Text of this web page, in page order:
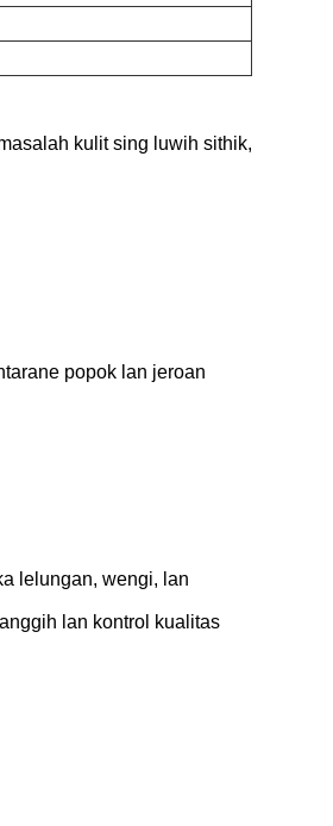
kulit sing luwih sithik,
popok lan jeroan
lelungan, wengi, lan
lan kontrol kualitas